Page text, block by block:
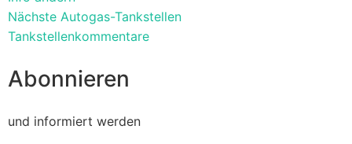
Nächste Autogas-Tankstellen
Tankstellenkommentare
Abonnieren
und informiert werden